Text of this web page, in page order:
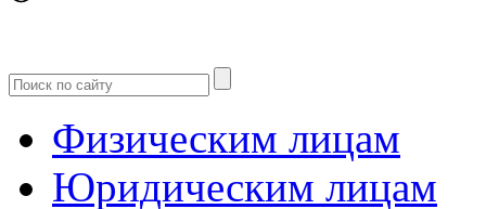
Физическим лицам
Юридическим лицам